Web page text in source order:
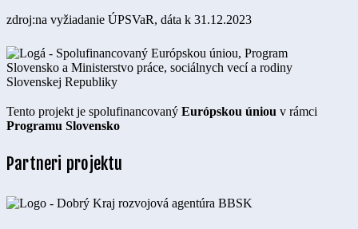
zdroj:na vyžiadanie ÚPSVaR, dáta k 31.12.2023
Tento projekt je spolufinancovaný Európskou úniou v rámci
Programu Slovensko
Partneri projektu